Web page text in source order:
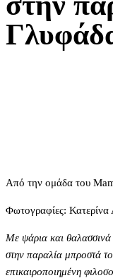
Από την ομάδα του
Φωτογραφίες: Κατερίνα
Με ψάρια και
στην παραλία μπροστά
επικαιροποιημένη